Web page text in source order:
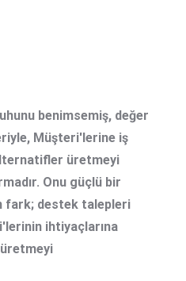
benimsemiş, değer
Müşteri'lerine iş
üretmeyi
Onu güçlü bir
fark; destek talepleri
ihtiyaçlarına